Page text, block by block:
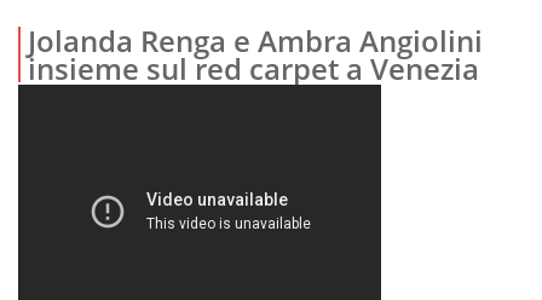
Jolanda Renga e Ambra Angiolini
insieme sul red carpet a Venezia